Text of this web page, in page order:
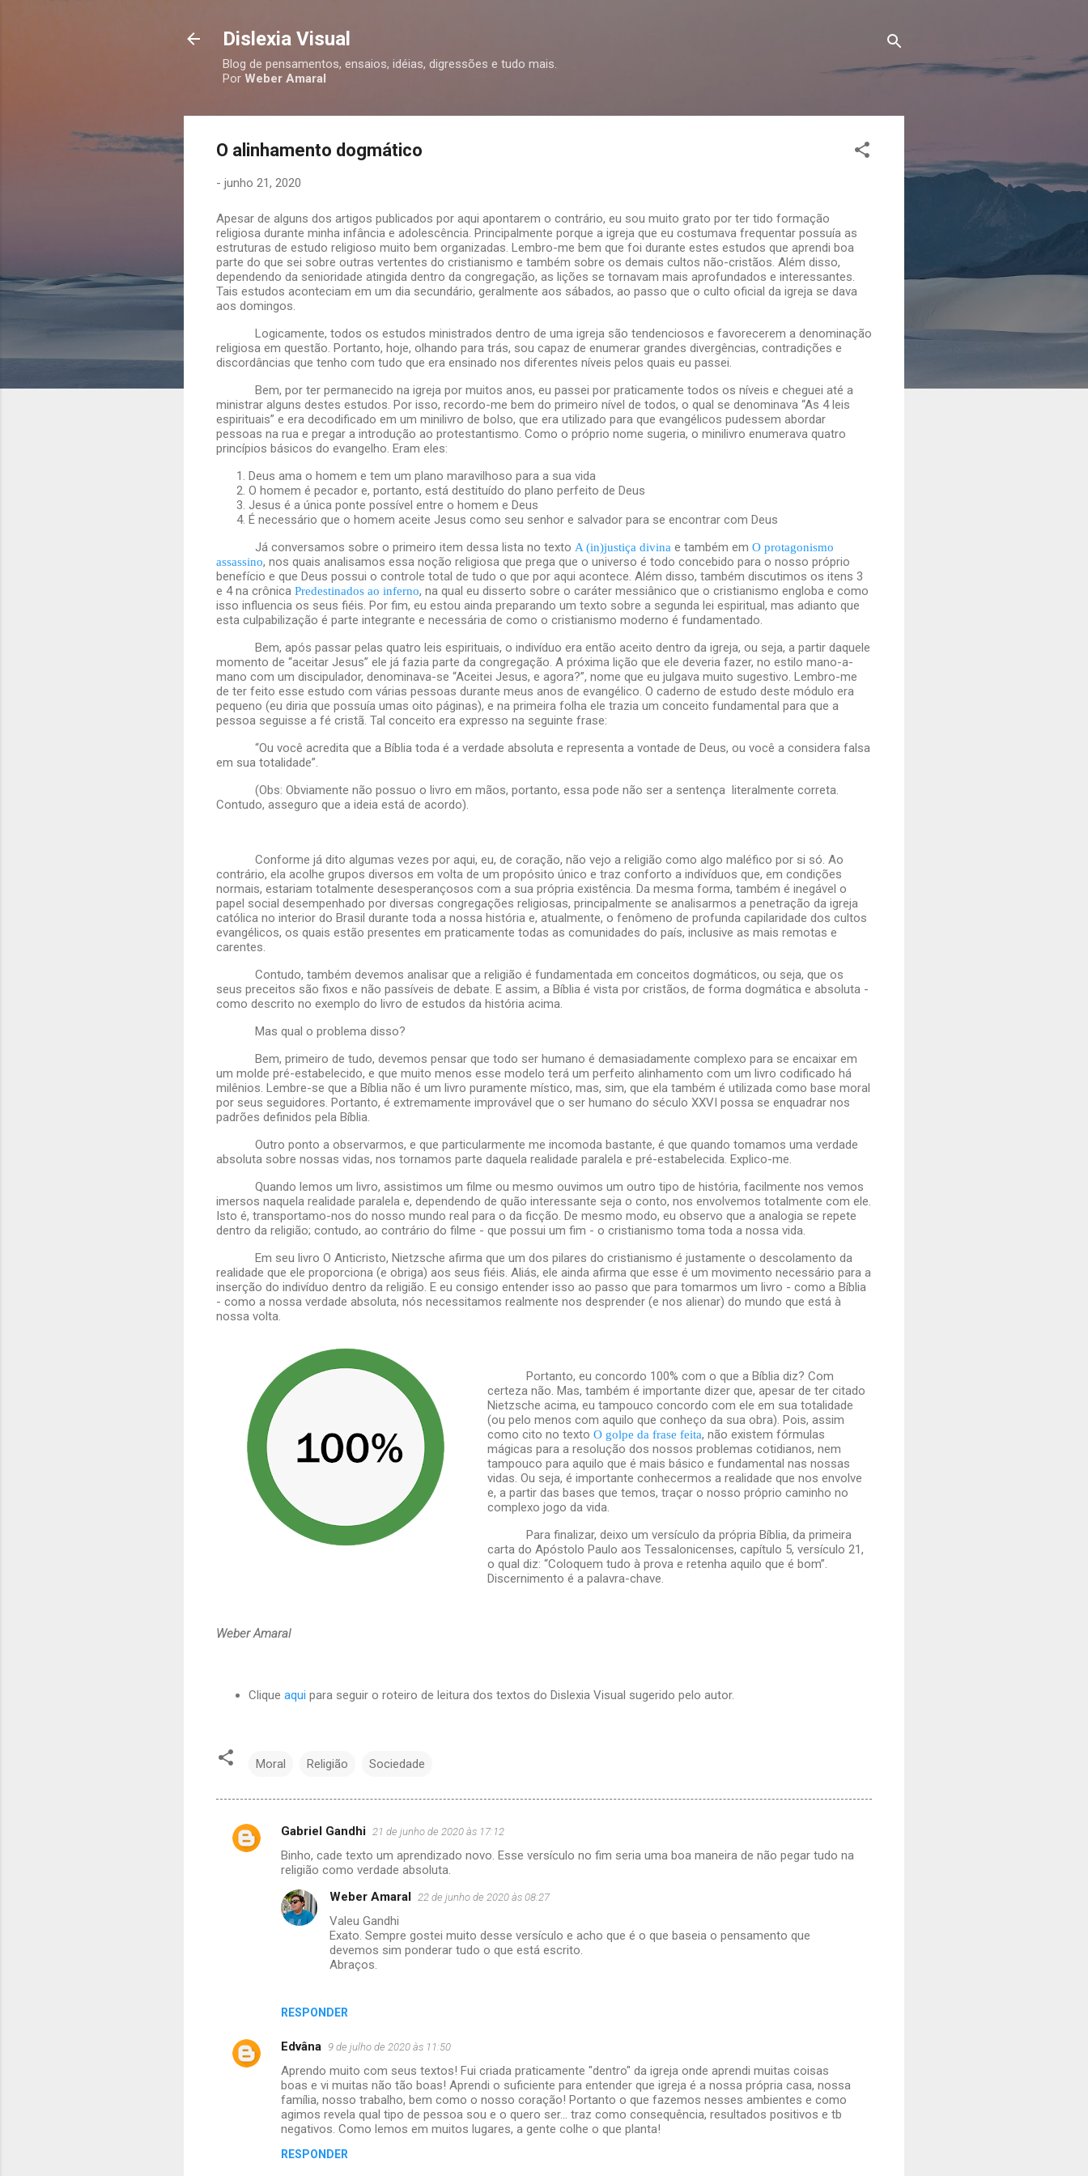
Dislexia Visual
Blog de pensamentos, ensaios, idéias, digressões e tudo mais.
Por Weber Amaral
O alinhamento dogmático
- junho 21, 2020
Apesar de alguns dos artigos publicados por aqui apontarem o contrário, eu sou muito grato por ter tido formação
religiosa durante minha infância e adolescência. Principalmente porque a igreja que eu costumava frequentar possuía as
estruturas de estudo religioso muito bem organizadas. Lembro-me bem que foi durante estes estudos que aprendi boa
parte do que sei sobre outras vertentes do cristianismo e também sobre os demais cultos não-cristãos. Além disso,
dependendo da senioridade atingida dentro da congregação, as lições se tornavam mais aprofundados e interessantes.
Tais estudos aconteciam em um dia secundário, geralmente aos sábados, ao passo que o culto oficial da igreja se dava
aos domingos.
Logicamente, todos os estudos ministrados dentro de uma igreja são tendenciosos e favorecerem a denominação
religiosa em questão. Portanto, hoje, olhando para trás, sou capaz de enumerar grandes divergências, contradições e
discordâncias que tenho com tudo que era ensinado nos diferentes níveis pelos quais eu passei.
Bem, por ter permanecido na igreja por muitos anos, eu passei por praticamente todos os níveis e cheguei até a
ministrar alguns destes estudos. Por isso, recordo-me bem do primeiro nível de todos, o qual se denominava “As 4 leis
espirituais” e era decodificado em um minilivro de bolso, que era utilizado para que evangélicos pudessem abordar
pessoas na rua e pregar a introdução ao protestantismo. Como o próprio nome sugeria, o minilivro enumerava quatro
princípios básicos do evangelho. Eram eles:
Deus ama o homem e tem um plano maravilhoso para a sua vida
O homem é pecador e, portanto, está destituído do plano perfeito de Deus
Jesus é a única ponte possível entre o homem e Deus
É necessário que o homem aceite Jesus como seu senhor e salvador para se encontrar com Deus
Já conversamos sobre o primeiro item dessa lista no texto A (in)justiça divina e também em O protagonismo
assassino, nos quais analisamos essa noção religiosa que prega que o universo é todo concebido para o nosso próprio
benefício e que Deus possui o controle total de tudo o que por aqui acontece. Além disso, também discutimos os itens 3
e 4 na crônica Predestinados ao inferno, na qual eu disserto sobre o caráter messiânico que o cristianismo engloba e como
isso influencia os seus fiéis. Por fim, eu estou ainda preparando um texto sobre a segunda lei espiritual, mas adianto que
esta culpabilização é parte integrante e necessária de como o cristianismo moderno é fundamentado.
Bem, após passar pelas quatro leis espirituais, o indivíduo era então aceito dentro da igreja, ou seja, a partir daquele
momento de “aceitar Jesus” ele já fazia parte da congregação. A próxima lição que ele deveria fazer, no estilo mano-a-
mano com um discipulador, denominava-se “Aceitei Jesus, e agora?”, nome que eu julgava muito sugestivo. Lembro-me
de ter feito esse estudo com várias pessoas durante meus anos de evangélico. O caderno de estudo deste módulo era
pequeno (eu diria que possuía umas oito páginas), e na primeira folha ele trazia um conceito fundamental para que a
pessoa seguisse a fé cristã. Tal conceito era expresso na seguinte frase:
“Ou você acredita que a Bíblia toda é a verdade absoluta e representa a vontade de Deus, ou você a considera falsa
em sua totalidade”.
(Obs: Obviamente não possuo o livro em mãos, portanto, essa pode não ser a sentença literalmente correta.
Contudo, asseguro que a ideia está de acordo).
Conforme já dito algumas vezes por aqui, eu, de coração, não vejo a religião como algo maléfico por si só. Ao
contrário, ela acolhe grupos diversos em volta de um propósito único e traz conforto a indivíduos que, em condições
normais, estariam totalmente desesperançosos com a sua própria existência. Da mesma forma, também é inegável o
papel social desempenhado por diversas congregações religiosas, principalmente se analisarmos a penetração da igreja
católica no interior do Brasil durante toda a nossa história e, atualmente, o fenômeno de profunda capilaridade dos cultos
evangélicos, os quais estão presentes em praticamente todas as comunidades do país, inclusive as mais remotas e
carentes.
Contudo, também devemos analisar que a religião é fundamentada em conceitos dogmáticos, ou seja, que os
seus preceitos são fixos e não passíveis de debate. E assim, a Bíblia é vista por cristãos, de forma dogmática e absoluta -
como descrito no exemplo do livro de estudos da história acima.
Mas qual o problema disso?
Bem, primeiro de tudo, devemos pensar que todo ser humano é demasiadamente complexo para se encaixar em
um molde pré-estabelecido, e que muito menos esse modelo terá um perfeito alinhamento com um livro codificado há
milênios. Lembre-se que a Bíblia não é um livro puramente místico, mas, sim, que ela também é utilizada como base moral
por seus seguidores. Portanto, é extremamente improvável que o ser humano do século XXVI possa se enquadrar nos
padrões definidos pela Bíblia.
Outro ponto a observarmos, e que particularmente me incomoda bastante, é que quando tomamos uma verdade
absoluta sobre nossas vidas, nos tornamos parte daquela realidade paralela e pré-estabelecida. Explico-me.
Quando lemos um livro, assistimos um filme ou mesmo ouvimos um outro tipo de história, facilmente nos vemos
imersos naquela realidade paralela e, dependendo de quão interessante seja o conto, nos envolvemos totalmente com ele.
Isto é, transportamo-nos do nosso mundo real para o da ficção. De mesmo modo, eu observo que a analogia se repete
dentro da religião; contudo, ao contrário do filme - que possui um fim - o cristianismo toma toda a nossa vida.
Em seu livro O Anticristo, Nietzsche afirma que um dos pilares do cristianismo é justamente o descolamento da
realidade que ele proporciona (e obriga) aos seus fiéis. Aliás, ele ainda afirma que esse é um movimento necessário para a
inserção do indivíduo dentro da religião. E eu consigo entender isso ao passo que para tomarmos um livro - como a Bíblia
- como a nossa verdade absoluta, nós necessitamos realmente nos desprender (e nos alienar) do mundo que está à
nossa volta.
Portanto, eu concordo 100% com o que a Bíblia diz? Com
certeza não. Mas, também é importante dizer que, apesar de ter citado
Nietzsche acima, eu tampouco concordo com ele em sua totalidade
(ou pelo menos com aquilo que conheço da sua obra). Pois, assim
como cito no texto O golpe da frase feita, não existem fórmulas
mágicas para a resolução dos nossos problemas cotidianos, nem
tampouco para aquilo que é mais básico e fundamental nas nossas
vidas. Ou seja, é importante conhecermos a realidade que nos envolve
e, a partir das bases que temos, traçar o nosso próprio caminho no
complexo jogo da vida.
Para finalizar, deixo um versículo da própria Bíblia, da primeira
carta do Apóstolo Paulo aos Tessalonicenses, capítulo 5, versículo 21,
o qual diz: “Coloquem tudo à prova e retenha aquilo que é bom”.
Discernimento é a palavra-chave.
Weber Amaral
Clique aqui para seguir o roteiro de leitura dos textos do Dislexia Visual sugerido pelo autor.
Moral Religião Sociedade
C
o
s
Gabriel Gandhi 21 de junho de 2020 às 17:12
Binho, cade texto um aprendizado novo. Esse versículo no fim seria uma boa maneira de não pegar tudo na
religião como verdade absoluta.
RESPONDER
Weber Amaral 22 de junho de 2020 às 08:27
Valeu Gandhi
Exato. Sempre gostei muito desse versículo e acho que é o que baseia o pensamento que
devemos sim ponderar tudo o que está escrito.
Abraços.
Edvâna 9 de julho de 2020 às 11:50
Aprendo muito com seus textos! Fui criada praticamente "dentro" da igreja onde aprendi muitas coisas
boas e vi muitas não tão boas! Aprendi o suficiente para entender que igreja é a nossa própria casa, nossa
família, nosso trabalho, bem como o nosso coração! Portanto o que fazemos nesses ambientes e como
agimos revela qual tipo de pessoa sou e o quero ser... traz como consequência, resultados positivos e tb
negativos. Como lemos em muitos lugares, a gente colhe o que planta!
RESPONDER